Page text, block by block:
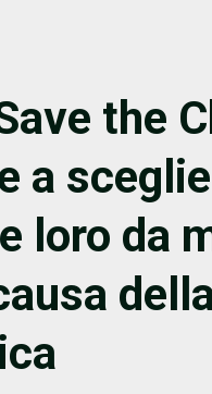
the
a
loro da